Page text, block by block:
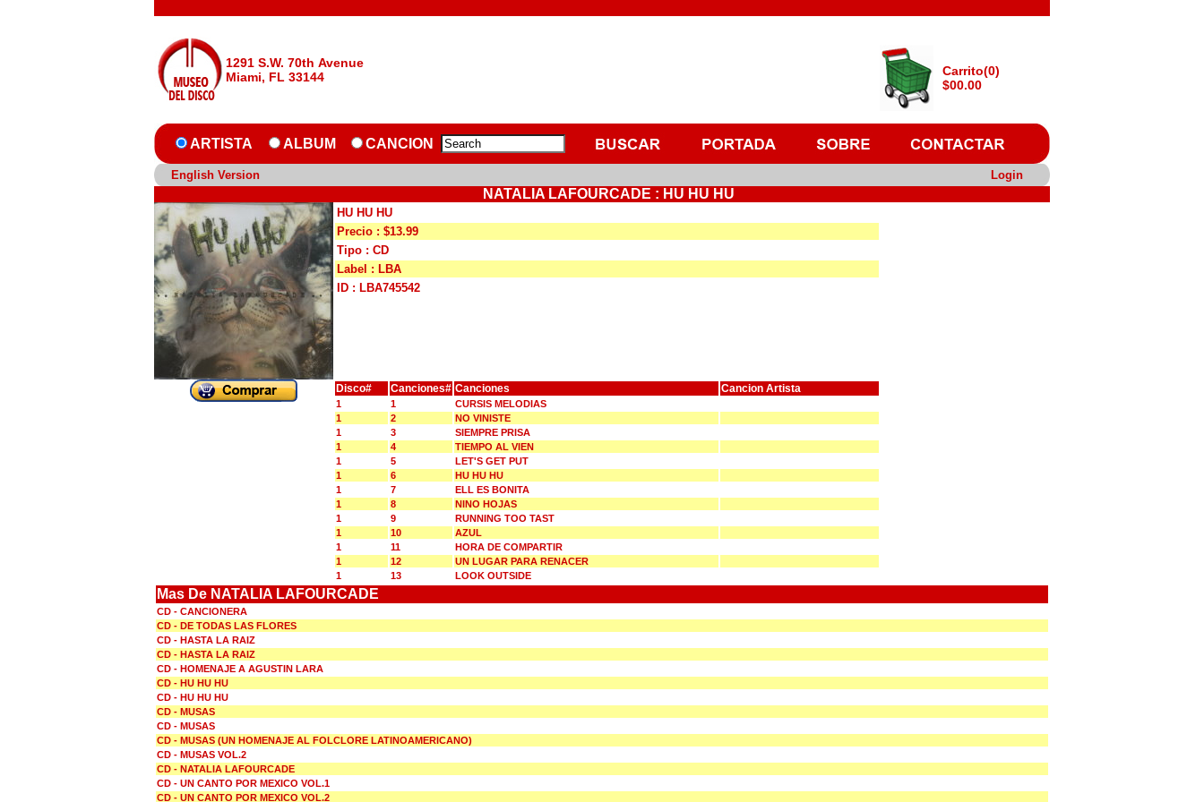
1291 S.W. 70th Avenue
Miami, FL 33144
Carrito(0)
$00.00
ARTISTA ALBUM CANCION
English Version Login
NATALIA LAFOURCADE : HU HU HU
HU HU HU
Precio : $13.99
Tipo : CD
Label : LBA
ID : LBA745542
Disco# Canciones# Canciones Cancion Artista
1 1
CURSIS MELODIAS
1
2
NO VINISTE
1
3
SIEMPRE PRISA
1
4
TIEMPO AL VIEN
1
5
LET'S GET PUT
1
6
HU HU HU
1
7
ELL ES BONITA
1
8
NINO HOJAS
1
9
RUNNING TOO TAST
1
10
AZUL
1
11
HORA DE COMPARTIR
1
12
UN LUGAR PARA RENACER
1
13 LOOK OUTSIDE
Mas De NATALIA LAFOURCADE
CD - CANCIONERA
CD - DE TODAS LAS FLORES
CD - HASTA LA RAIZ
CD - HASTA LA RAIZ
CD - HOMENAJE A AGUSTIN LARA
CD - HU HU HU
CD - HU HU HU
CD - MUSAS
CD - MUSAS
CD - MUSAS (UN HOMENAJE AL FOLCLORE LATINOAMERICANO)
CD - MUSAS VOL.2
CD - NATALIA LAFOURCADE
CD - UN CANTO POR MEXICO VOL.1
CD - UN CANTO POR MEXICO VOL.2